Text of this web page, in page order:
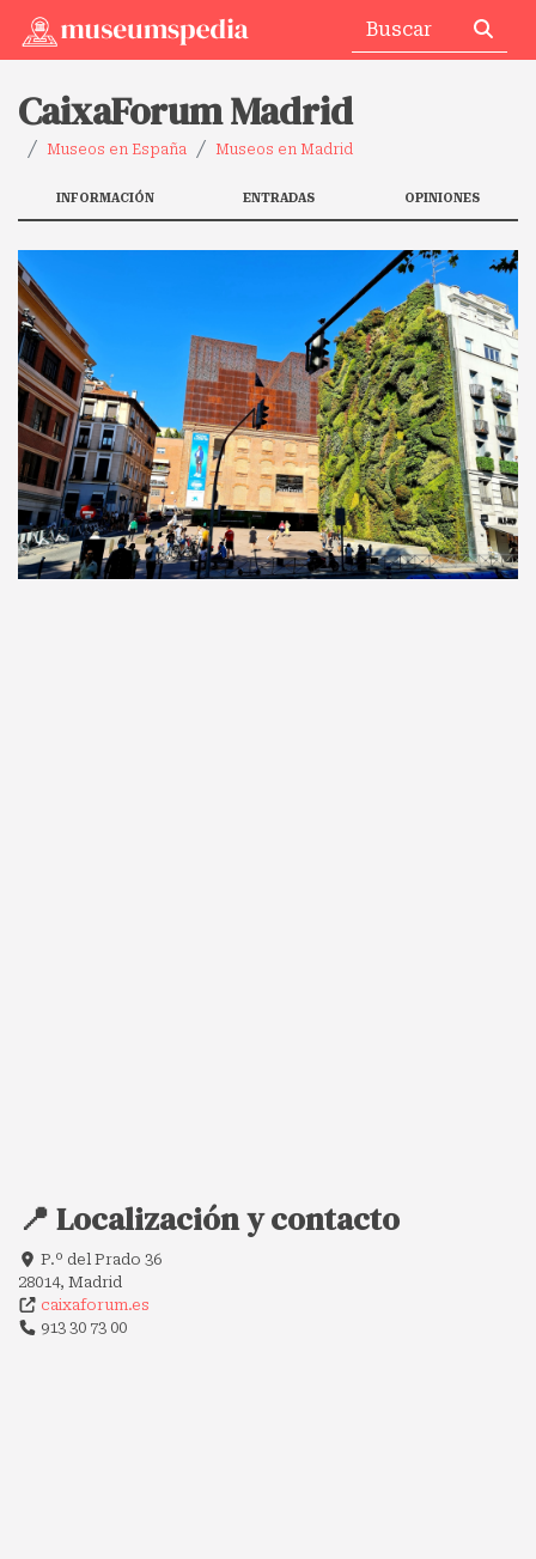
CaixaForum Madrid
Museos en España Museos en Madrid
INFORMACIÓN ENTRADAS OPINIONES
📍 Localización y contacto
P.º del Prado 36
28014, Madrid
caixaforum.es
913 30 73 00